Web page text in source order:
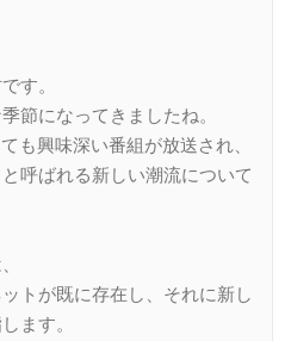
す。
節になってきましたね。
も興味深い番組が放送され、
と呼ばれる新しい潮流について
トが既に存在し、それに新し
ます。